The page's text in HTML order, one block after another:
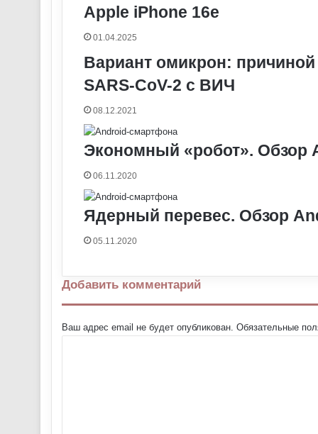
н
и
Apple iPhone 16e
01.04.2025
Вариант омикрон:
SARS-CoV-2 с ВИЧ
08.12.2021
Экономный «робот». Обзор
06.11.2020
Ядерный перевес. Обзор
05.11.2020
Добавить комментарий
Ваш адрес email не будет опубликован. Обязательные